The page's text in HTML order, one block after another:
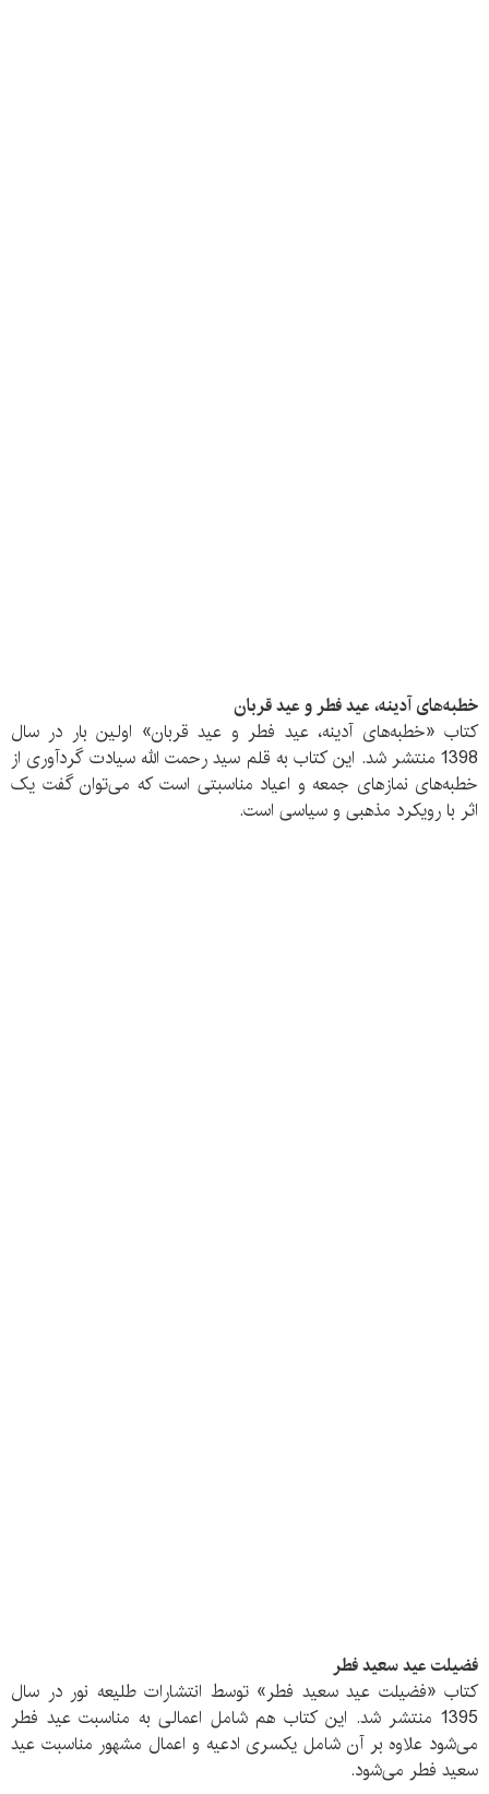
خطبه‌های آدینه، عید فطر و عید قربان
کتاب «خطبه‌های آدینه، عید فطر و عید قربان» اولین بار در سال
1398 منتشر شد. این کتاب به قلم سید رحمت الله سیادت گردآوری از
خطبه‌های نمازهای جمعه و اعیاد مناسبتی است که می‌توان گفت یک
اثر با رویکرد مذهبی و سیاسی است.
فضیلت عید سعید فطر
کتاب «فضیلت عید سعید فطر» توسط انتشارات طلیعه نور در سال
1395 منتشر شد. این کتاب هم شامل اعمالی به مناسبت عید فطر
می‌شود علاوه بر آن شامل یکسری ادعیه و اعمال مشهور مناسبت عید
سعید فطر می‌شود.